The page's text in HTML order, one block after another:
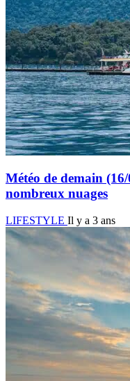
Météo de demain
nombreux nuages
LIFESTYLE Il y a 3 ans